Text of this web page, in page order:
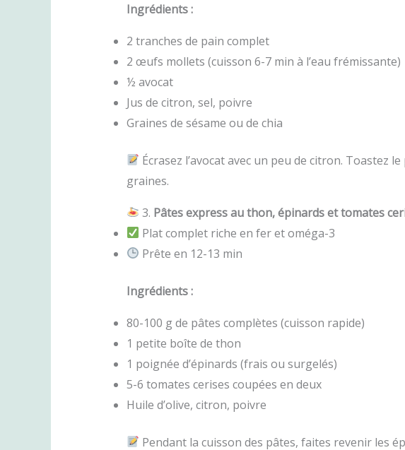
Ingrédients :
2 tranches de pain complet
2 œufs mollets (cuisson 6-7 min à l’eau frémissante)
½ avocat
Jus de citron, sel, poivre
Graines de sésame ou de chia
Écrasez l’avocat avec un peu de citron. Toastez
graines.
3. Pâtes express au thon, épinards et tomates
Plat complet riche en fer et oméga-3
Prête en 12-13 min
Ingrédients :
80-100 g de pâtes complètes (cuisson rapide)
1 petite boîte de thon
1 poignée d’épinards (frais ou surgelés)
5-6 tomates cerises coupées en deux
Huile d’olive, citron, poivre
Pendant la cuisson des pâtes, faites revenir les